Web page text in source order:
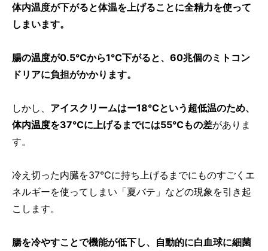
体内温度が下がると体温を上げることに全精力を使って
しまいます。
腸の温度が0.5℃から1℃下がると、60兆個のミトコン
ドリアに負担がかかります。
しかし、 アイスクリームはー18℃という超低温のため、
体内温度を37℃に上げるまでには55℃もの差がありま
す。
冷え切った内臓を37℃に持ち上げるまでにものすごくエ
ネルギーを使ってしまい「夏バテ」などの現象を引き起
こします。
腸を冷やすことで機能が低下し、自動的に白血球に細菌